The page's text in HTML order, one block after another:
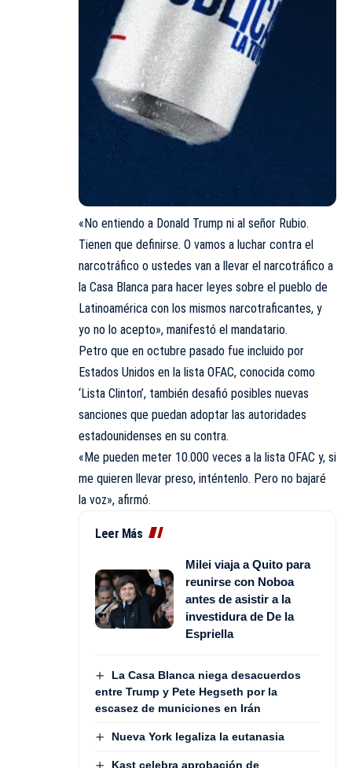
«No entiendo a Donald Trump ni al señor Rubio.
Tienen que definirse. O vamos a luchar contra el
narcotráfico o ustedes van a llevar el narcotráfico a
la Casa Blanca para hacer leyes sobre el pueblo de
Latinoamérica con los mismos narcotraficantes, y
yo no lo acepto», manifestó el mandatario.
Petro que en octubre pasado fue incluido por
Estados Unidos en la lista OFAC, conocida como
‘Lista Clinton’, también desafió posibles nuevas
sanciones que puedan adoptar las autoridades
estadounidenses en su contra.
«Me pueden meter 10.000 veces a la lista OFAC y, si
me quieren llevar preso, inténtenlo. Pero no bajaré
la voz», afirmó.
Leer Más
Milei viaja a Quito para
reunirse con Noboa
antes de asistir a la
investidura de De la
Espriella
La Casa Blanca niega desacuerdos
entre Trump y Pete Hegseth por la
escasez de municiones en Irán
Nueva York legaliza la eutanasia
Kast celebra aprobación de